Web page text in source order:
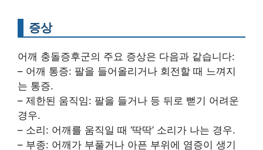
증상
어깨 충돌증후군의 주요 증상은 다음과 같습니다:
– 어깨 통증: 팔을 들어올리거나 회전할 때 느껴지
는 통증.
– 제한된 움직임: 팔을 들거나 등 뒤로 뻗기 어려운
경우.
– 소리: 어깨를 움직일 때 ‘딱딱’ 소리가 나는 경우.
– 부종: 어깨가 부풀거나 아픈 부위에 염증이 생기